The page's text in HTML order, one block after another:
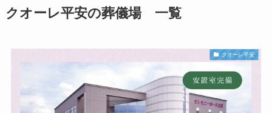
クオーレ平安の葬儀場 一覧
クオーレ平安